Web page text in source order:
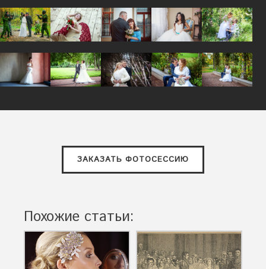
ЗАКАЗАТЬ ФОТОСЕССИЮ
Похожие статьи: